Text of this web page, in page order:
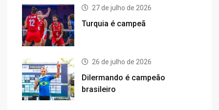
27 de julho de 2026
Turquia é campeã
26 de julho de 2026
Dilermando é campeão
brasileiro